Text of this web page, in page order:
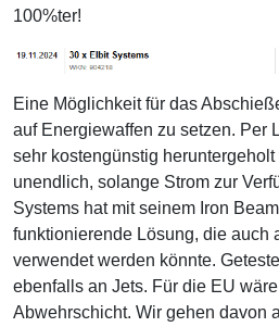
100%ter!
Eine Möglichkeit für das
auf Energiewaffen zu setzen. Per
sehr kostengünstig
unendlich, solange Strom zur
Systems hat mit seinem Iron
funktionierende Lösung, die auch
verwendet werden könnte.
ebenfalls an Jets. Für die EU
Abwehrschicht. Wir gehen davon